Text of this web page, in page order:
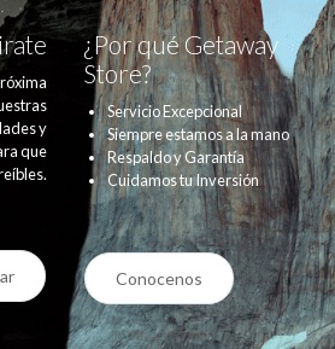
y
que
¿Por qué Getaway
Store?
Servicio Excepcional
Siempre estamos a la mano
Respaldo y Garantía
Cuidamos tu Inversión
Conocenos